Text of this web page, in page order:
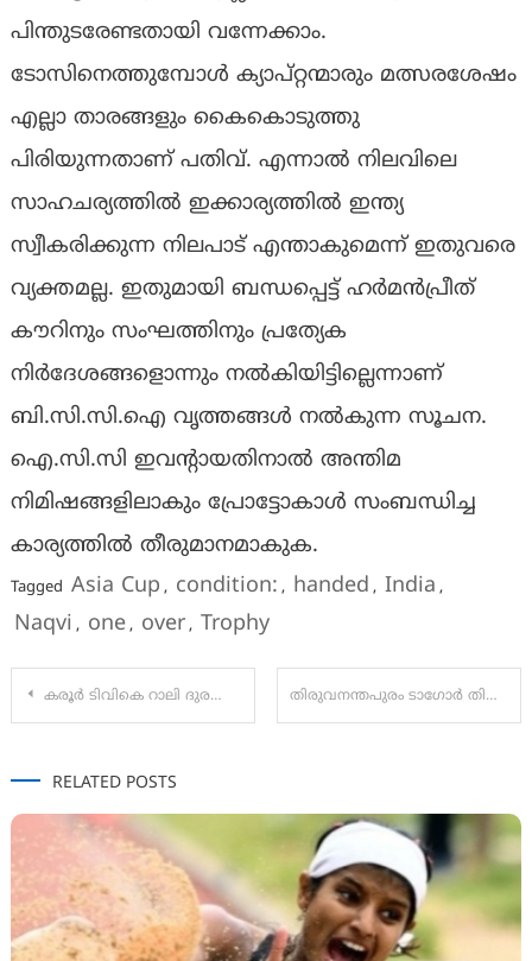
പിന്തുടരേണ്ടതായി വന്നേക്കാം.
ടോസിനെത്തുമ്പോൾ ക്യാപ്റ്റന്മാരും മത്സരശേഷം
എല്ലാ താരങ്ങളും കൈകൊടുത്തു
പിരിയുന്നതാണ് പതിവ്. എന്നാൽ നിലവിലെ
സാഹചര്യത്തിൽ ഇക്കാര്യത്തിൽ ഇന്ത്യ
സ്വീകരിക്കുന്ന നിലപാട് എന്താകുമെന്ന് ഇതുവരെ
വ്യക്തമല്ല. ഇതുമായി ബന്ധപ്പെട്ട് ഹർമൻപ്രീത്
കൗറിനും സംഘത്തിനും പ്രത്യേക
നിർദേശങ്ങളൊന്നും നൽകിയിട്ടില്ലെന്നാണ്
ബി.സി.സി.ഐ വൃത്തങ്ങൾ നൽകുന്ന സൂചന.
ഐ.സി.സി ഇവന്‍റായതിനാൽ അന്തിമ
നിമിഷങ്ങളിലാകും പ്രോട്ടോകാൾ സംബന്ധിച്ച
കാര്യത്തിൽ തീരുമാനമാകുക.
Tagged Asia Cup , condition: , handed , India ,
Naqvi , one, over, Trophy
Post
കരൂർ ടിവികെ റാലി ദുരന്തം; ടിവികെ നേതാക്കളായ മതിയഴകനെയും പൗന്‍ രാജിനെയും റിമാന്‍ഡ് ചെയ്തു. തിരുവനന്തപുരം ടാഗോർ തിയേറ്റർ അങ്കണത്തിൽ വിവര പൊതുജന സമ്പർക്ക വകുപ്പിന്റെ സംസ്ഥാന ഇൻഫർമേഷൻ ഹബ് മുഖ്യമന്ത്രി പിണറായി വിജയൻ ഉദ്ഘാടനം ചെയ്തു.
RELATED POSTS